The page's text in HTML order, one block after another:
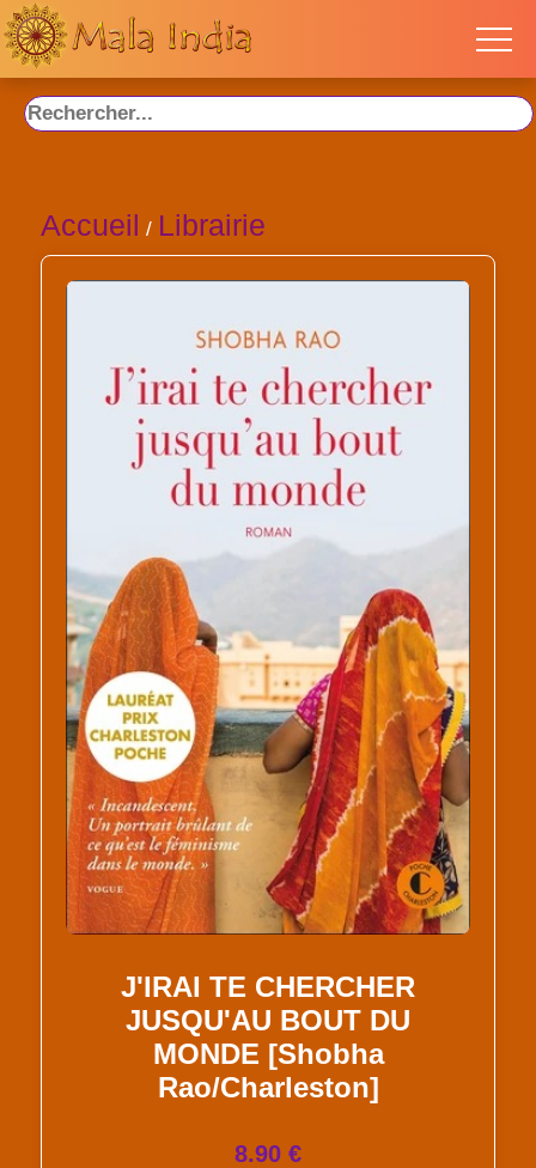
Accueil / Librairie
J'IRAI TE CHERCHER
JUSQU'AU BOUT DU
MONDE [Shobha
Rao/Charleston]
8.90 €